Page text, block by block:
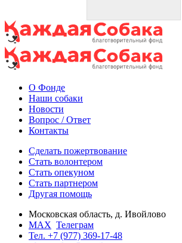
О Фонде
Наши собаки
Новости
Вопрос / Ответ
Контакты
Сделать пожертвование
Стать волонтером
Стать опекуном
Стать партнером
Другая помощь
Московская область, д. Ивойлово
MAX Телеграм
Тел. +7 (977) 369-17-48